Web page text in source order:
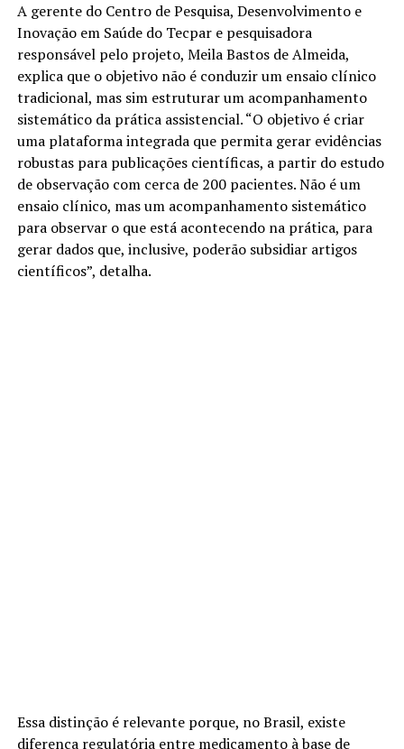
A gerente do Centro de Pesquisa, Desenvolvimento e
Inovação em Saúde do Tecpar e pesquisadora
responsável pelo projeto, Meila Bastos de Almeida,
explica que o objetivo não é conduzir um ensaio clínico
tradicional, mas sim estruturar um acompanhamento
sistemático da prática assistencial. “O objetivo é criar
uma plataforma integrada que permita gerar evidências
robustas para publicações científicas, a partir do estudo
de observação com cerca de 200 pacientes. Não é um
ensaio clínico, mas um acompanhamento sistemático
para observar o que está acontecendo na prática, para
gerar dados que, inclusive, poderão subsidiar artigos
científicos”, detalha.
Essa distinção é relevante porque, no Brasil, existe
diferença regulatória entre medicamento à base de